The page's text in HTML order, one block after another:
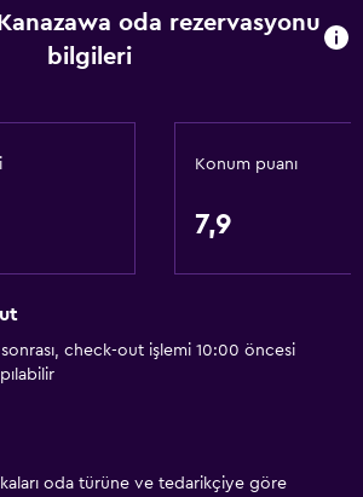
oda rezervasyonu
bilgileri
Konum puanı
7,9
check-out işlemi 10:00 öncesi
oda türüne ve tedarikçiye göre